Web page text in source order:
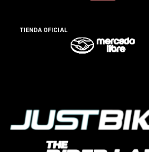
TIENDA OFICIAL